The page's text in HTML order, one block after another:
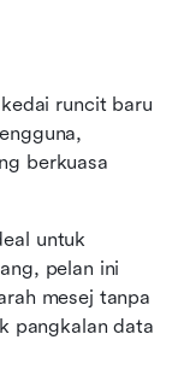
runcit baru
berkuasa
untuk
pelan ini
mesej tanpa
pangkalan data